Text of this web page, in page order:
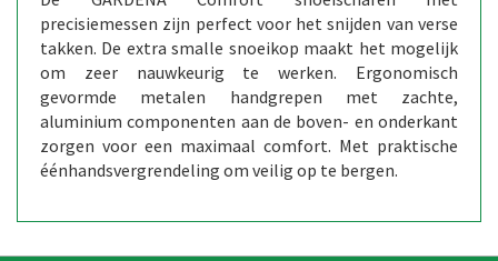
precisiemessen zijn perfect voor het snijden van verse
takken. De extra smalle snoeikop maakt het mogelijk
om zeer nauwkeurig te werken. Ergonomisch
gevormde metalen handgrepen met zachte,
aluminium componenten aan de boven- en onderkant
zorgen voor een maximaal comfort. Met praktische
éénhandsvergrendeling om veilig op te bergen.